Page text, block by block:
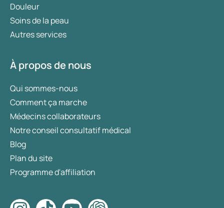
Douleur
Soins de la peau
Autres services
À propos de nous
Qui sommes-nous
Comment ça marche
Médecins collaborateurs
Notre conseil consultatif médical
Blog
Plan du site
Programme d'affiliation